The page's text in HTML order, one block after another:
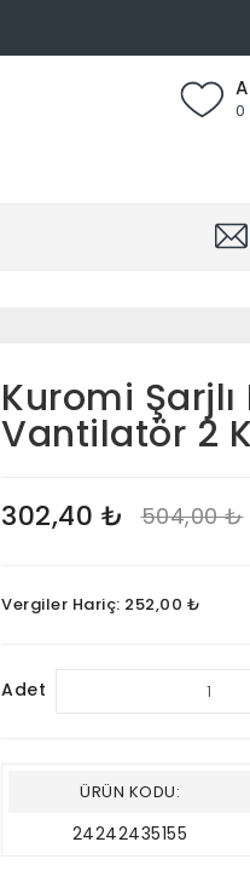
0
Kuromi Şarjlı
Vantilatör 2
302,40 ₺ 504,00 ₺
Vergiler Hariç: 252,00 ₺
Adet
ÜRÜN KODU:
24242435155